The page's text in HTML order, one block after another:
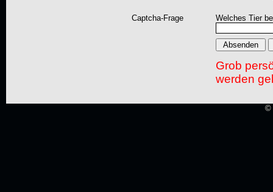
Captcha-Frage Welches Tier
Grob
werden
©